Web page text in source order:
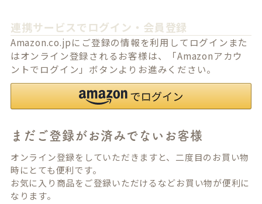
連携サービスでログイン・会員登録
Amazon.co.jpにご登録の情報を利用してログインまた
はオンライン登録されるお客様は、「Amazonアカウ
ントでログイン」ボタンよりお進みください。
まだご登録がお済みでないお客様
オンライン登録をしていただきますと、二度目のお買い物
時にとても便利です。
お気に入り商品をご登録いただけるなどお買い物が便利に
なります。